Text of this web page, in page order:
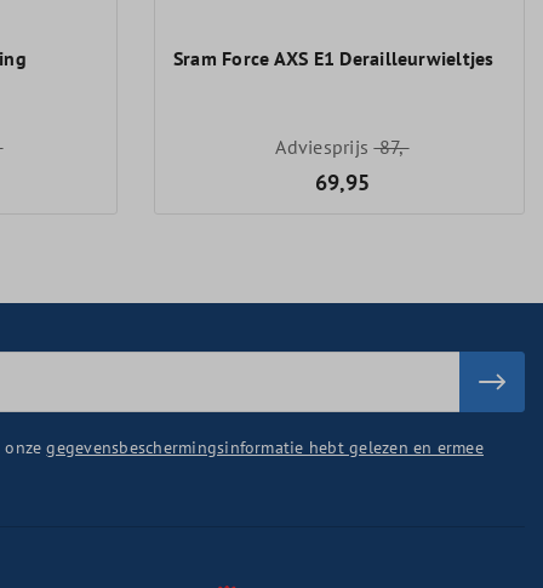
Sram Force AXS E1 Derailleurwieltjes
Adviesprijs87,-
69,95
onzegegevensbeschermingsinformatie hebt gelezen en ermee